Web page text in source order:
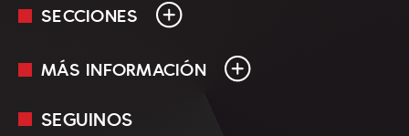
SECCIONES
En Vivo
MÁS INFORMACIÓN
Mediakit
SEGUINOS